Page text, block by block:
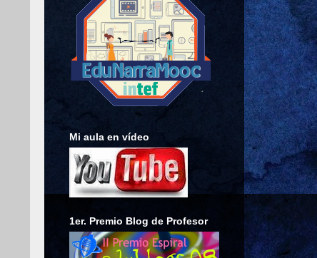
Mi aula en vídeo
1er. Premio Blog de Profesor